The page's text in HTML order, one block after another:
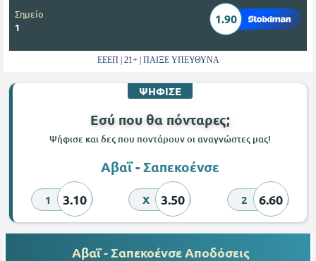
Σημείο
1
1.90
ΕΕΕΠ | 21+ | ΠΑΙΞΕ ΥΠΕΥΘΥΝΑ
ΨΗΦΙΣΕ
Εσύ που θα πόνταρες;
Ψήφισε και δες που ποντάρουν οι αναγνώστες μας!
Αβαΐ - Σαπεκοένσε
1 3.10 X 3.50 2 6.60
Αβαΐ - Σαπεκοένσε Αποδόσεις